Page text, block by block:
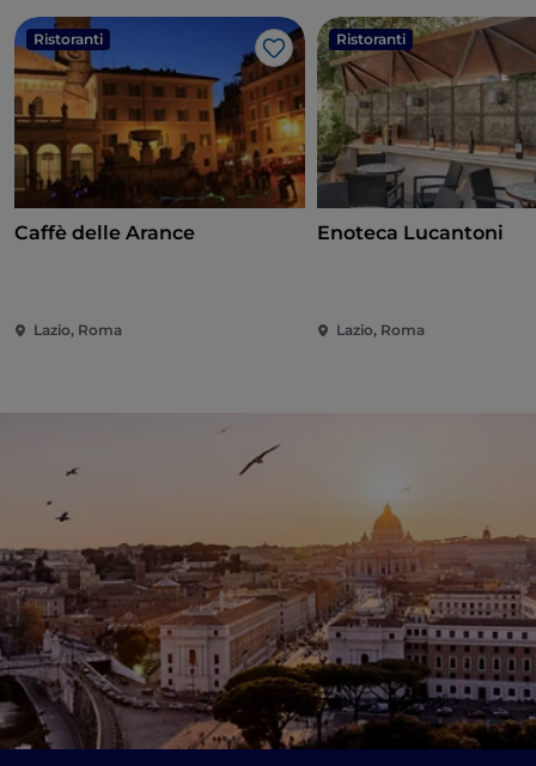
Ristoranti
Like
Caffè delle Arance
Lazio, Roma
Ristoranti
Enoteca Lucantoni
Lazio, Roma